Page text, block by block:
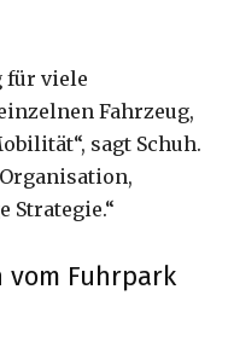
für viele
Fahrzeug,
sagt Schuh.
Fuhrpark